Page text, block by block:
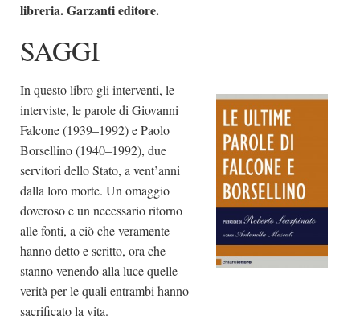
libreria. Garzanti editore.
SAGGI
In questo libro gli interventi, le
interviste, le parole di Giovanni
Falcone (1939–1992) e Paolo
Borsellino (1940–1992), due
servitori dello Stato, a vent’anni
dalla loro morte. Un omaggio
doveroso e un necessario ritorno
alle fonti, a ciò che veramente
hanno detto e scritto, ora che
stanno venendo alla luce quelle
verità per le quali entrambi hanno
sacrificato la vita.